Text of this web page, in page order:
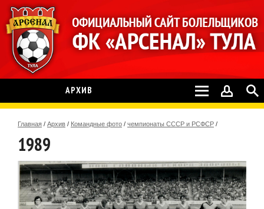
АРХИВ
Главная / Архив / Командные фото / чемпионаты СССР и РСФСР /
1989